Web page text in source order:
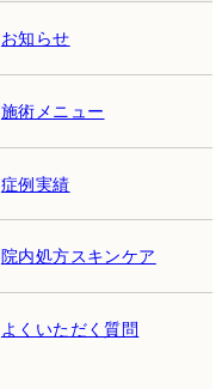
お知らせ
施術メニュー
症例実績
院内処方スキンケア
よくいただく質問